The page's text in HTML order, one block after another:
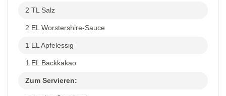
2 TL Salz
2 EL Worstershire-Sauce
1 EL Apfelessig
1 EL Backkakao
Zum Servieren: